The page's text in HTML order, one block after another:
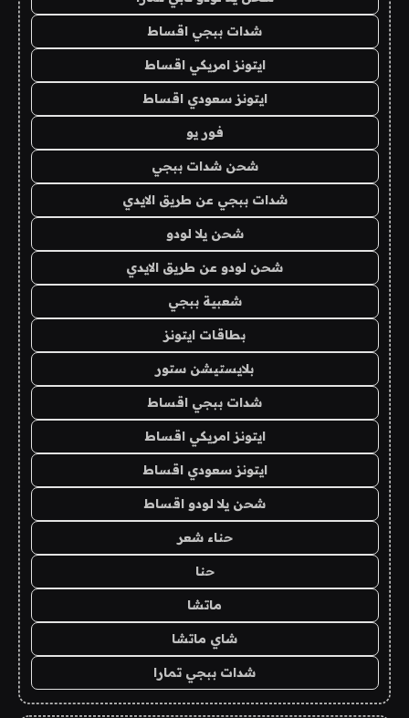
شدات ببجي اقساط
ايتونز امريكي اقساط
ايتونز سعودي اقساط
فور يو
شحن شدات ببجي
شدات ببجي عن طريق الايدي
شحن يلا لودو
شحن لودو عن طريق الايدي
شعبية ببجي
بطاقات ايتونز
بلايستيشن ستور
شدات ببجي اقساط
ايتونز امريكي اقساط
ايتونز سعودي اقساط
شحن يلا لودو اقساط
حناء شعر
حنا
ماتشا
شاي ماتشا
شدات ببجي تمارا